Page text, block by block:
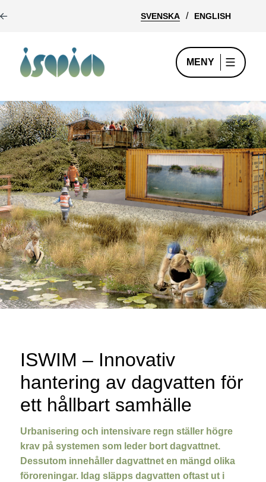
SVENSKA ENGLISH
MENY
ISWIM – Innovativ
hantering av dagvatten för
ett hållbart samhälle
Urbanisering och intensivare regn ställer högre
krav på systemen som leder bort dagvattnet.
Dessutom innehåller dagvattnet en mängd olika
föroreningar. Idag släpps dagvatten oftast ut i